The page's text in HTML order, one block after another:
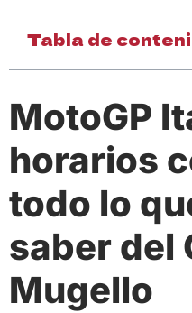
Tabla de
MotoGP
horarios
todo lo
saber del
Mugello